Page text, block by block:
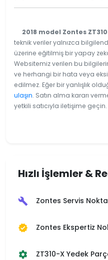
2018 model Zontes
teknik veriler yalnızca
üzerine eğitilmiş bir yapay
Websitemiz verilen bu
ve herhangi bir hata veya
edilmez. Eğer bir yanlışlık
ulaşın. Satın alma kararı
yetkili satıcıyla iletişime geçin.
Hızlı İşlemler &
build Zontes Servis
verified Zontes Ekspertiz
settings ZT310-X Yedek